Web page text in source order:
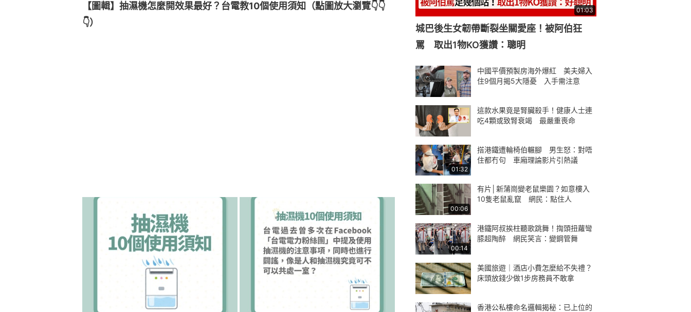
【圖輯】抽濕機怎麼開效果最好？台電教10個使用須知（點圖放大瀏覽👇👇
👇）
01:03
城巴後生女韌帶斷裂坐關愛座！被阿伯狂
罵 取出1物KO獲讚：聰明
中國平價預製房海外爆紅 美夫婦入
住9個月揭5大隱憂 入手需注意
這款水果竟是腎臟殺手！健康人士連
吃4顆或致腎衰竭 最嚴重喪命
01:32
搭港鐵遭輪椅伯輾腳 男生怒：對唔
住都冇句 車廂理論影片引熱議
00:06
有片│新蒲崗變老鼠樂園？如意樓入
10隻老鼠亂竄 網民：點住人
00:14
港鐵阿叔挨柱聽歌跳舞！揈頭扭蘿彎
膝超陶醉 網民笑言：變鋼管舞
美國旅遊｜酒店小費怎麼給不失禮？
床頭放錢少做1步房務員不敢拿
香港公私樓命名邏輯揭秘：已上位的